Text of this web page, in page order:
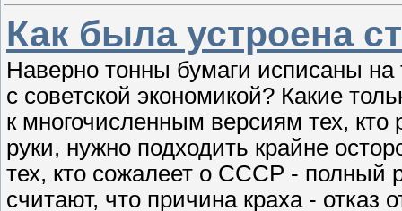
Как была устроена
Наверно тонны бумаги исписаны
с советской экономикой? Какие
к многочисленным версиям тех,
руки, нужно подходить крайне
тех, кто сожалеет о СССР - полный
считают, что причина краха - отказ